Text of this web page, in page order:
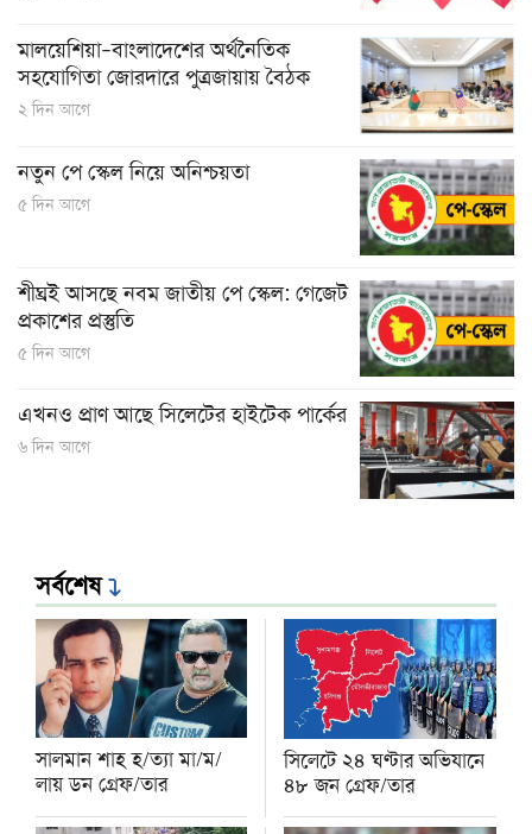
মালয়েশিয়া–বাংলাদেশের অর্থনৈতিক
সহযোগিতা জোরদারে পুত্রজায়ায় বৈঠক
২ দিন আগে
নতুন পে স্কেল নিয়ে অনিশ্চয়তা
৫ দিন আগে
শীঘ্রই আসছে নবম জাতীয় পে স্কেল: গেজেট
প্রকাশের প্রস্তুতি
৫ দিন আগে
এখনও প্রাণ আছে সিলেটের হাইটেক পার্কের
৬ দিন আগে
সর্বশেষ
সালমান শাহ হ/ত্যা মা/ম/
লায় ডন গ্রেফ/তার
সিলেটে ২৪ ঘণ্টার অভিযানে
৪৮ জন গ্রেফ/তার